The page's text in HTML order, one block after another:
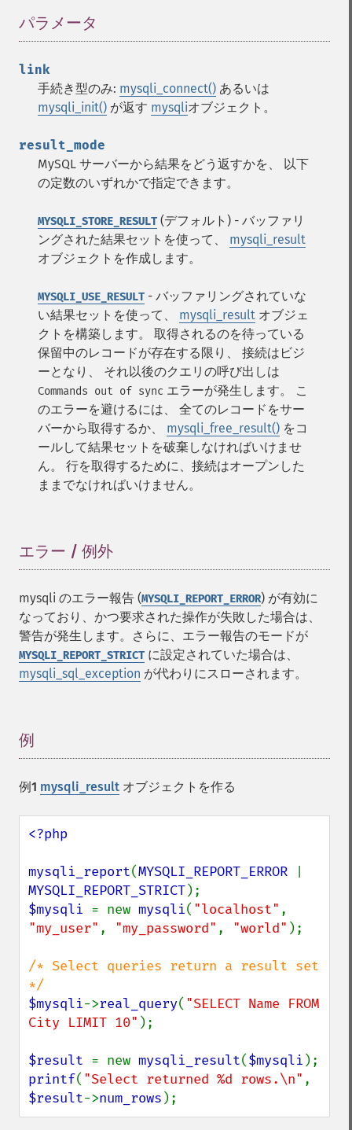
パラメータ
link
手続き型のみ: mysqli_connect() あるいは
mysqli_init() が返す mysqliオブジェクト。
result_mode
MySQL サーバーから結果をどう返すかを、 以下
の定数のいずれかで指定できます。
MYSQLI_STORE_RESULT (デフォルト) - バッファリ
ングされた結果セットを使って、 mysqli_result
オブジェクトを作成します。
MYSQLI_USE_RESULT - バッファリングされていな
い結果セットを使って、 mysqli_result オブジェ
クトを構築します。 取得されるのを待っている
保留中のレコードが存在する限り、 接続はビジ
ーとなり、 それ以後のクエリの呼び出しは
Commands out of sync エラーが発生します。 こ
のエラーを避けるには、 全てのレコードをサー
バーから取得するか、 mysqli_free_result() をコ
ールして結果セットを破棄しなければいけませ
ん。 行を取得するために、接続はオープンした
ままでなければいけません。
エラー / 例外
mysqli のエラー報告 (MYSQLI_REPORT_ERROR) が有効に
なっており、かつ要求された操作が失敗した場合は、
警告が発生します。さらに、エラー報告のモードが
MYSQLI_REPORT_STRICT に設定されていた場合は、
mysqli_sql_exception が代わりにスローされます。
例
例1 mysqli_result オブジェクトを作る
<?php
mysqli_report(MYSQLI_REPORT_ERROR
MYSQLI_REPORT_STRICT
$mysqli = new mysqli( "localhost"
"my_user" , "my_password" , "world" );
/* Select queries return a result set
$mysqli->real_query( "SELECT Name FROM
City LIMIT 10" );
$result = new mysqli_result($mysqli
printf( "Select returned %d rows.\n"
$result->num_rows );